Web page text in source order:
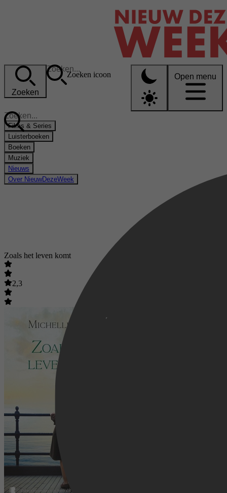
Zoeken
Zoeken icoon Open menu
Films & Series
Luisterboeken
Boeken
Muziek
Nieuws
Over NieuwDezeWeek
Zoals het leven komt
2,3